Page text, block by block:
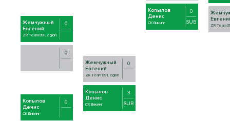
Жемчужный
Евгений
ZR Team 89 Legion
0
0
Копылов
Денис
СК Викинг
0
Жемчужный
Евгений
ZR Team 89 Legion
0
Копылов
Денис
СК Викинг
3
SUB
Копылов
Денис
СК Викинг
0
SUB
ZR Team